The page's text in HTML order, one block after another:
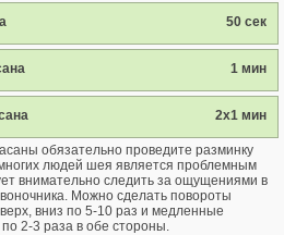
50 сек
1 мин
2x1 мин
обязательно проведите разминку
людей шея является проблемным
внимательно следить за ощущениями в
Можно сделать повороты
вниз по 5-10 раз и медленные
2-3 раза в обе стороны.